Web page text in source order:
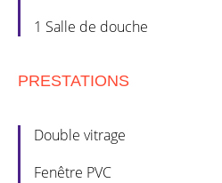
1 Salle de douche
PRESTATIONS
Double vitrage
Fenêtre PVC